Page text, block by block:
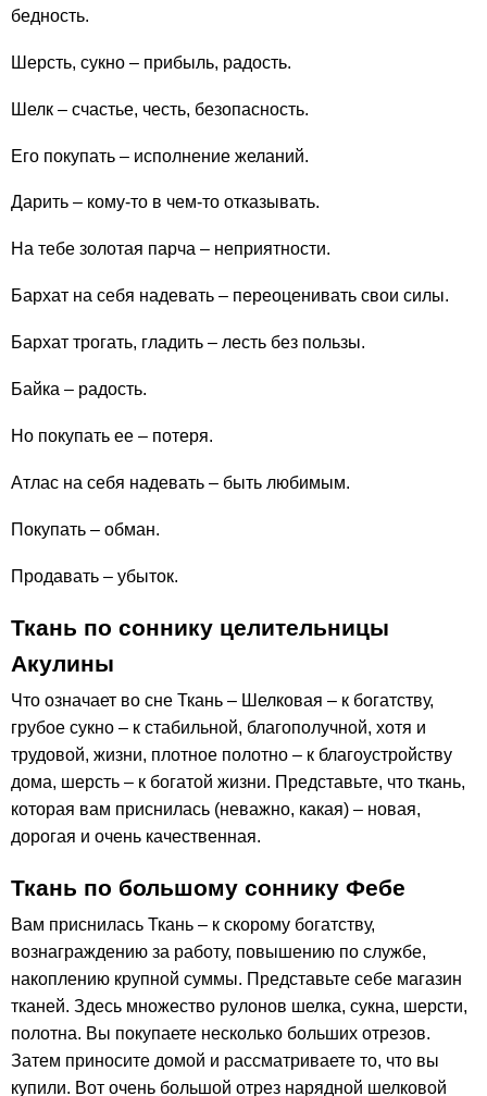
бедность.
Шерсть, сукно – прибыль, радость.
Шелк – счастье, честь, безопасность.
Его покупать – исполнение желаний.
Дарить – кому-то в чем-то отказывать.
На тебе золотая парча – неприятности.
Бархат на себя надевать – переоценивать свои силы.
Бархат трогать, гладить – лесть без пользы.
Байка – радость.
Но покупать ее – потеря.
Атлас на себя надевать – быть любимым.
Покупать – обман.
Продавать – убыток.
Ткань по соннику целительницы
Акулины
Что означает во сне Ткань – Шелковая – к богатству,
грубое сукно – к стабильной, благополучной, хотя и
трудовой, жизни, плотное полотно – к благоустройству
дома, шерсть – к богатой жизни. Представьте, что ткань,
которая вам приснилась (неважно, какая) – новая,
дорогая и очень качественная.
Ткань по большому соннику Фебе
Вам приснилась Ткань – к скорому богатству,
вознаграждению за работу, повышению по службе,
накоплению крупной суммы. Представьте себе магазин
тканей. Здесь множество рулонов шелка, сукна, шерсти,
полотна. Вы покупаете несколько больших отрезов.
Затем приносите домой и рассматриваете то, что вы
купили. Вот очень большой отрез нарядной шелковой